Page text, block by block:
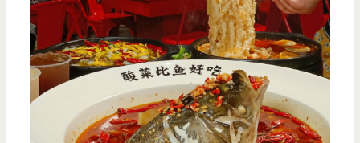
食-
雞
燒